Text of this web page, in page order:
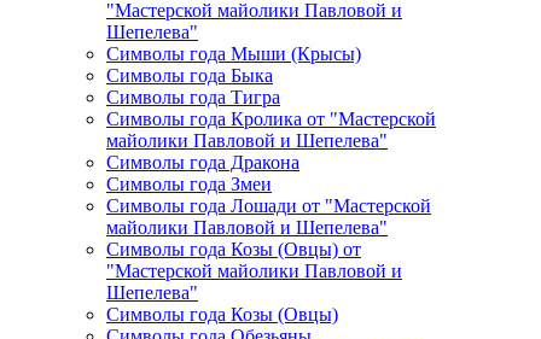
"Мастерской майолики Павловой и
Шепелева"
Символы года Мыши (Крысы)
Символы года Быка
Символы года Тигра
Символы года Кролика от "Мастерской
майолики Павловой и Шепелева"
Символы года Дракона
Символы года Змеи
Символы года Лошади от "Мастерской
майолики Павловой и Шепелева"
Символы года Козы (Овцы) от
"Мастерской майолики Павловой и
Шепелева"
Символы года Козы (Овцы)